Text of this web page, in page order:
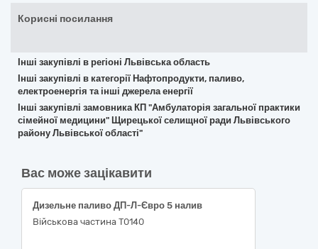
Корисні посилання
Інші закупівлі в регіоні Львівська область
Інші закупівлі в категорії Нафтопродукти, паливо,
електроенергія та інші джерела енергії
Інші закупівлі замовника КП "Амбулаторія загальної практики
сімейної медицини" Щирецької селищної ради Львівського
району Львівської області"
Вас може зацікавити
Дизельне паливо ДП-Л-Євро 5 налив
Військова частина Т0140